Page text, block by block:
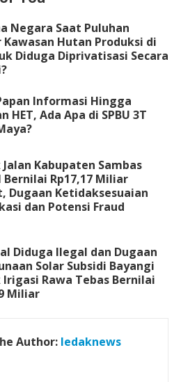
Negara Saat Puluhan
Hutan Produksi di
Diduga Diprivatisasi Secara
Informasi Hingga
HET, Ada Apa di SPBU 3T
Kabupaten Sambas
Bernilai Rp17,17 Miliar
Dugaan Ketidaksesuaian
dan Potensi Fraud
Diduga Ilegal dan Dugaan
Solar Subsidi Bayangi
Irigasi Rawa Tebas Bernilai
Miliar
Author: ledaknews